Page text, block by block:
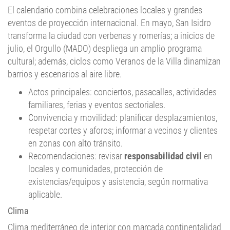
El calendario combina celebraciones locales y grandes
eventos de proyección internacional. En mayo, San Isidro
transforma la ciudad con verbenas y romerías; a inicios de
julio, el Orgullo (MADO) despliega un amplio programa
cultural; además, ciclos como Veranos de la Villa dinamizan
barrios y escenarios al aire libre.
Actos principales: conciertos, pasacalles, actividades
familiares, ferias y eventos sectoriales.
Convivencia y movilidad: planificar desplazamientos,
respetar cortes y aforos; informar a vecinos y clientes
en zonas con alto tránsito.
Recomendaciones: revisar responsabilidad civil en
locales y comunidades, protección de
existencias/equipos y asistencia, según normativa
aplicable.
Clima
Clima mediterráneo de interior con marcada continentalidad